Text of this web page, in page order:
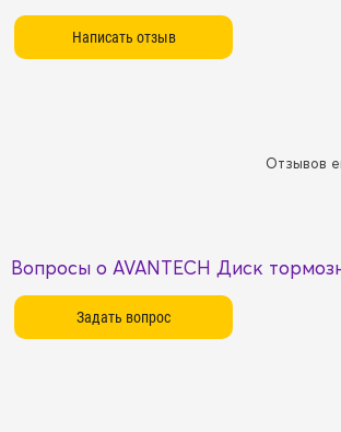
Отзывов
Вопросы о AVANTECH Диск